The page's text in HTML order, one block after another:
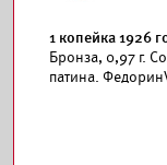
1 копейка 1926
Бронза, 0,97 г.
патина.